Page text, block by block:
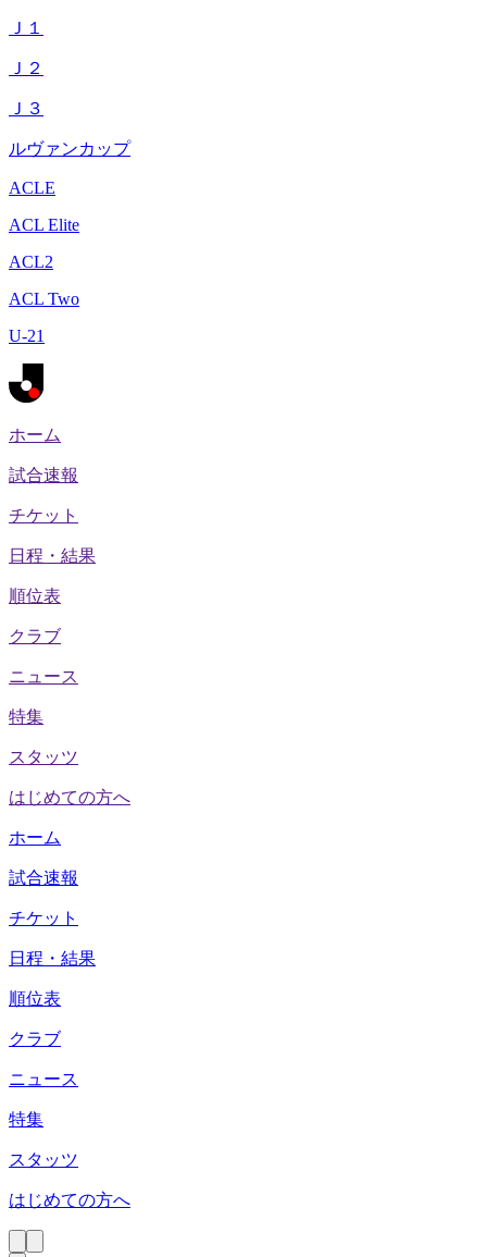
Ｊ１
Ｊ２
Ｊ３
ルヴァンカップ
ACLE
ACL Elite
ACL2
ACL Two
U-21
ホーム
試合速報
チケット
日程・結果
順位表
クラブ
ニュース
特集
スタッツ
はじめての方へ
ホーム
試合速報
チケット
日程・結果
順位表
クラブ
ニュース
特集
スタッツ
はじめての方へ